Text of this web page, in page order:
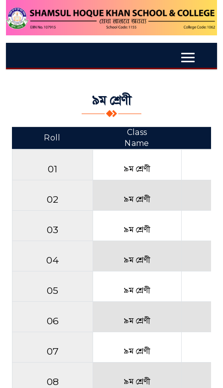
৯ম শ্রেণী
Roll
Class
Name
01 ৯ম শ্রেণী
02 ৯ম শ্রেণী
03 ৯ম শ্রেণী
04 ৯ম শ্রেণী
05 ৯ম শ্রেণী
06 ৯ম শ্রেণী
07 ৯ম শ্রেণী
08 ৯ম শ্রেণী